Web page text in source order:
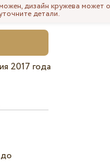
дизайн кружева может
детали.
2017 года